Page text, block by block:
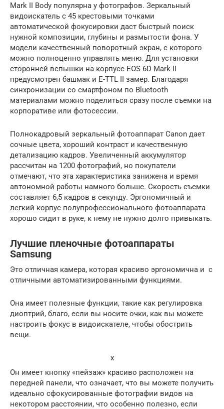
Mark II Body популярна у фотографов. Зеркальный
видоискатель с 45 крестовыми точками
автоматической фокусировки даст быстрый поиск
нужной композиции, глубины и размытости фона. У
модели качественный поворотный экран, с которого
можно полноценно управлять меню. Для установки
сторонней вспышки на корпусе EOS 6D Mark II
предусмотрен башмак и E-TTL II замер. Благодаря
синхронизации со смартфоном по Bluetooth
материалами можно поделиться сразу после съемки на
корпоративе или фотосессии.
Полнокадровый зеркальный фотоаппарат Canon дает
сочные цвета, хороший контраст и качественную
детализацию кадров. Увеличенный аккумулятор
рассчитан на 1200 фотографий, но покупатели
отмечают, что эта характеристика занижена и время
автономной работы намного больше. Скорость съемки
составляет 6,5 кадров в секунду. Эргономичный и
легкий корпус полупрофессионального фотоаппарата
хорошо сидит в руке, к нему не нужно долго привыкать.
Лучшие пленочные фотоаппараты
Samsung
Это отличная камера, которая красиво эргономична и с
отличными автоматизированными функциями.
Она имеет полезные функции, такие как регулировка
диоптрий, благо, если вы носите очки, как вы можете
настроить фокус в видоискателе, чтобы обострить
вещи.
x
Он имеет кнопку «пейзаж» красиво расположен на
передней панели, что означает, что вы можете получить
идеально сфокусированные фотографии видов на
некотором расстоянии, что особенно полезно, если